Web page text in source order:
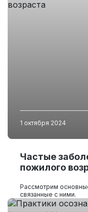
1 октября 2024
Частые
пожилого
Рассмотрим
связанные с ними.